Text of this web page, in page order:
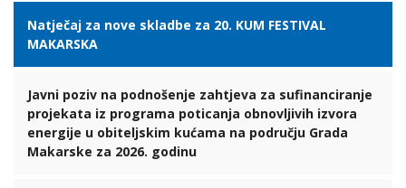
Natječaj za nove skladbe za 20. KUM FESTIVAL
MAKARSKA
Javni poziv na podnošenje zahtjeva za sufinanciranje
projekata iz programa poticanja obnovljivih izvora
energije u obiteljskim kućama na području Grada
Makarske za 2026. godinu